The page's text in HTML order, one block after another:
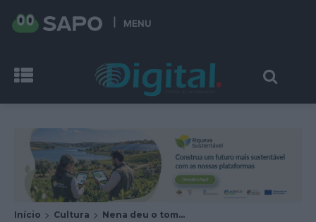
MENU
Início Cultura Nena deu o tom...